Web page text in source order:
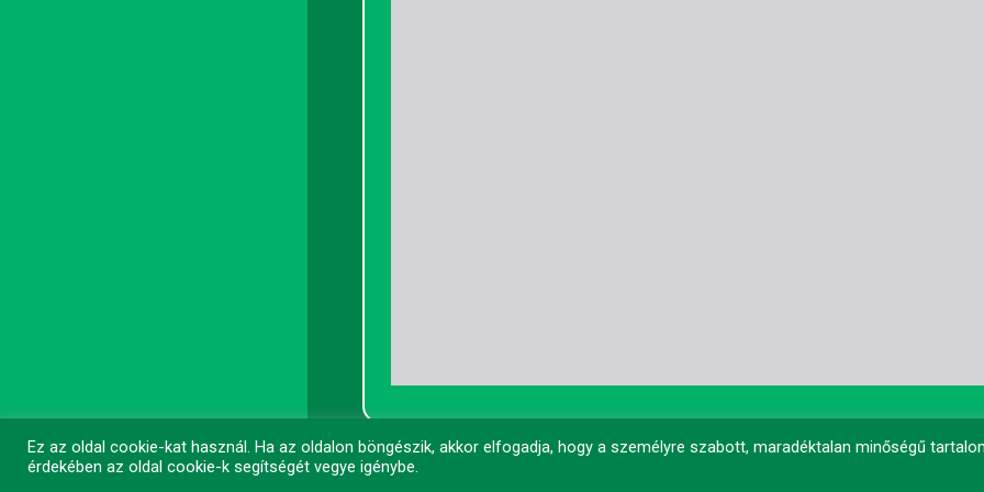
©CSMPSZ
Ez az oldal cookie-kat használ. Ha az oldalon böngészik, akkor elfogadja, hogy a személyre szabott, maradéktalan minőségű
érdekében az oldal cookie-k segítségét vegye igénybe.